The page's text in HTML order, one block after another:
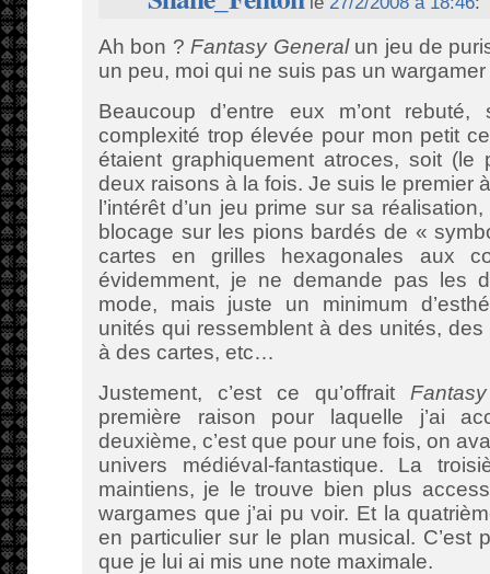
Ah bon ? Fantasy Generalun jeu de
un peu, moi qui ne suis pas un
Beaucoup d’entre eux m’ont
complexité trop élevée pour mon petit
étaient graphiquement atroces, soit (le
deux raisons à la fois. Je suis le premier
l’intérêt d’un jeu prime sur sa
blocage sur les pions bardés de «
cartes en grilles hexagonales aux
évidemment, je ne demande pas les
mode, mais juste un minimum
unités qui ressemblent à des unités,
à des cartes, etc…
Justement, c’est ce qu’offrait
première raison pour laquelle j’ai
deuxième, c’est que pour une fois, on
univers médiéval-fantastique. La
maintiens, je le trouve bien plus
wargames que j’ai pu voir. Et la
en particulier sur le plan musical. C’est
que je lui ai mis une note maximale.